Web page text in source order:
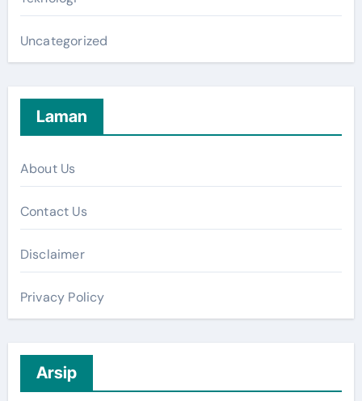
Uncategorized
Laman
About Us
Contact Us
Disclaimer
Privacy Policy
Arsip